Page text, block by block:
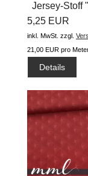
Jersey-Stoff
5,25 EUR
inkl. MwSt. zzgl.
21,00 EUR pro
Details